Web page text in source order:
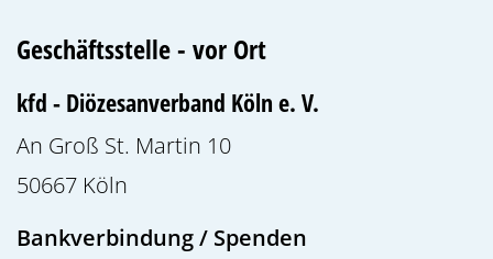
Geschäftsstelle - vor Ort
kfd - Diözesanverband Köln e. V.
An Groß St. Martin 10
50667 Köln
Bankverbindung / Spenden